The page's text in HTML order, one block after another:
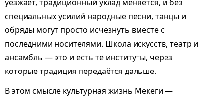
уезжает, традиционный уклад меняется, и без
специальных усилий народные песни, танцы и
обряды могут просто исчезнуть вместе с
последними носителями. Школа искусств, театр и
ансамбль — это и есть те институты, через
которые традиция передаётся дальше.
В этом смысле культурная жизнь Мекеги —